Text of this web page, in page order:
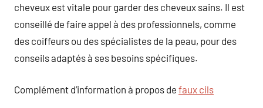
cheveux est vitale pour garder des cheveux sains. Il est
conseillé de faire appel à des professionnels, comme
des coiffeurs ou des spécialistes de la peau, pour des
conseils adaptés à ses besoins spécifiques.
Complément d’information à propos de faux cils